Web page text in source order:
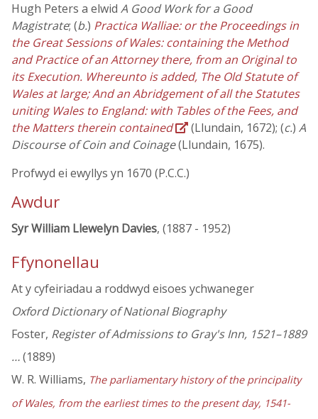
Hugh Peters a elwid A Good Work for a Good
Magistrate; (b.) Practica Walliae: or the Proceedings in
the Great Sessions of Wales: containing the Method
and Practice of an Attorney there, from an Original to
its Execution. Whereunto is added, The Old Statute of
Wales at large; And an Abridgement of all the Statutes
uniting Wales to England: with Tables of the Fees, and
the Matters therein contained
(Llundain, 1672); (c.) A
Discourse of Coin and Coinage(Llundain, 1675).
Profwyd ei ewyllys yn 1670 (P.C.C.)
Awdur
Syr William Llewelyn Davies, (1887 - 1952)
Ffynonellau
At y cyfeiriadau a roddwyd eisoes ychwaneger
Oxford Dictionary of National Biography
Foster, Register of Admissions to Gray's Inn, 1521–1889
…(1889)
W. R. Williams, The parliamentary history of the principality
of Wales, from the earliest times to the present day, 1541-